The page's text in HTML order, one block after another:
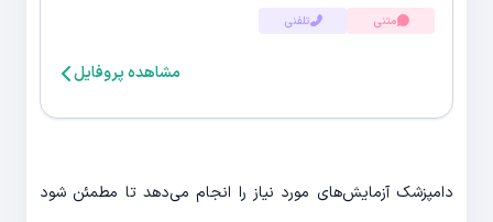
متنی تلفنی
مشاهده پروفایل
دامپزشک آزمایش‌های مورد نیاز را انجام می‌دهد تا مطمئن شود